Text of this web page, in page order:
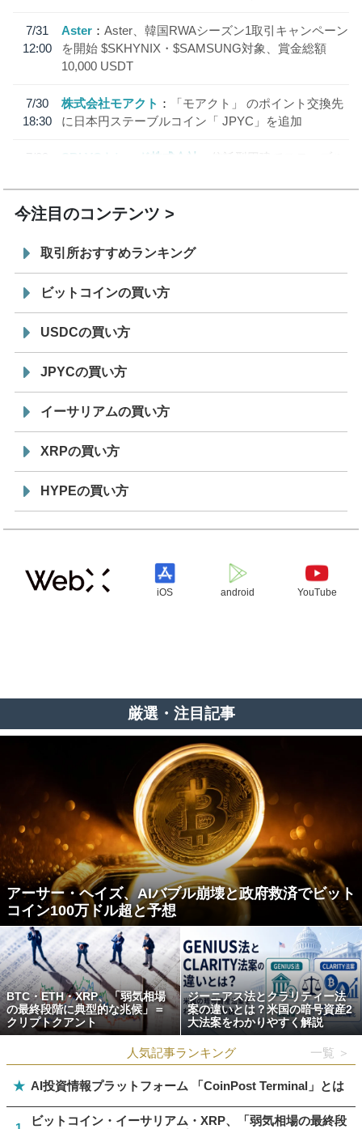
7/31
12:00
Aster
Aster、韓国RWAシーズン1取引キャンペーン
を開始 $SKHYNIX・$SAMSUNG対象、賞金総額
10,000 USDT
7/30
18:30
株式会社モアクト
「モアクト」 のポイント交換先
に日本円ステーブルコイン「 JPYC」を追加
7/29
SBI VCトレード株式会社
信託型円建てステーブル
今注目のコンテンツ
取引所おすすめランキング
ビットコインの買い方
USDCの買い方
JPYCの買い方
イーサリアムの買い方
XRPの買い方
HYPEの買い方
iOS android YouTube
厳選・注目記事
アーサー・ヘイズ、AIバブル崩壊と政府救済でビット
コイン100万ドル超と予想
BTC・ETH・XRP、「弱気相場
の最終段階に典型的な兆候」＝
クリプトクアント
ジーニアス法とクラリティー法
案の違いとは？米国の暗号資産2
大法案をわかりやすく解説
人気記事ランキング 一覧 ＞
★ AI投資情報プラットフォーム 「CoinPost Terminal」とは
ビットコイン・イーサリアム・XRP、「弱気相場の最終段